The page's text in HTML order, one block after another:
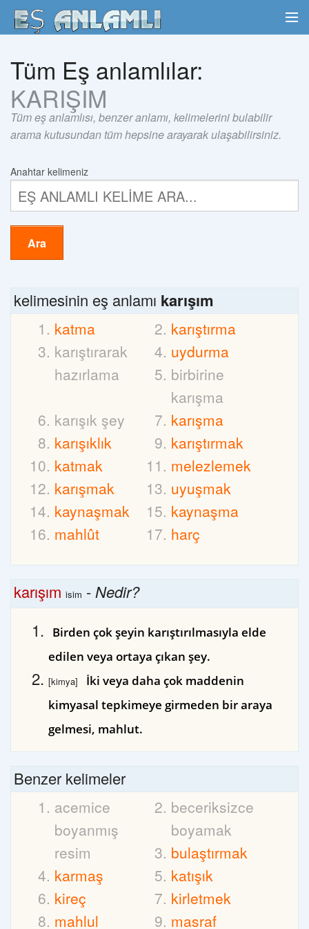
Tüm Eş anlamlılar:
KARIŞIM
Tüm eş anlamlısı, benzer anlamı, kelimelerini bulabilir
arama kutusundan tüm hepsine arayarak ulaşabilirsiniz.
Anahtar kelimeniz
Ara
kelimesinin eş anlamı karışım
katma
karıştırma
karıştırarak
hazırlama
uydurma
birbirine
karışma
karışık şey
karışma
karışıklık
karıştırmak
katmak
melezlemek
karışmak
uyuşmak
kaynaşmak
kaynaşma
mahlût
harç
karışım isim -Nedir?
Birden çok şeyin karıştırılmasıyla elde
edilen veya ortaya çıkan şey.
[kimya]
İki veya daha çok maddenin
kimyasal tepkimeye girmeden bir araya
gelmesi, mahlut.
Benzer kelimeler
acemice
boyanmış
resim
beceriksizce
boyamak
bulaştırmak
karmaş
katışık
kireç
kirletmek
mahlul
masraf